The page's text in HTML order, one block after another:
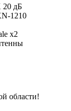
20 дБ
1210
x2
области!